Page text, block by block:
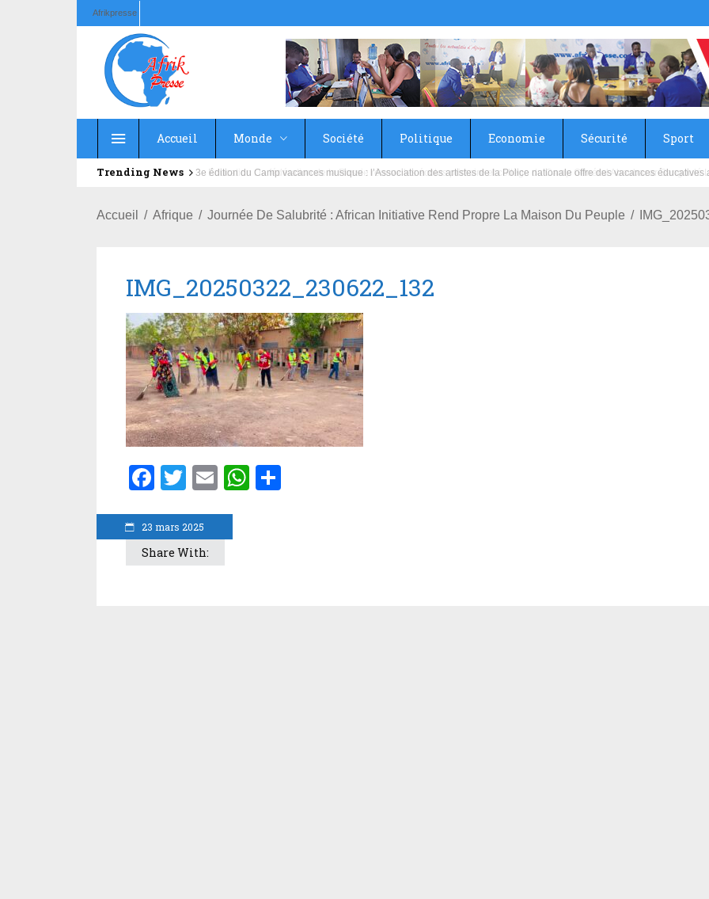
Afrikpresse
Accueil Monde Société Politique Economie Sécurité Sport
Trending News Education : la fédération de la Russie rénove les écoles primaire et collège du Camp Général Aboubacar Sangoulé
Accueil Afrique Journée De Salubrité : African Initiative Rend Propre La Maison Du Peuple
23 mars 2025
IMG_20250322_230622_132
Facebook
Twitter
EmailWhatsApp
Share With: